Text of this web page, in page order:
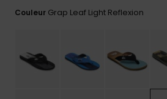
des
réponses
les plus
fréquentes
et notre
Couleur Grap Leaf Light Reflexion